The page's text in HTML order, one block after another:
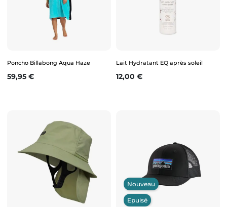
Poncho Billabong Aqua Haze
Prix
59,95 €
Lait Hydratant EQ après soleil
Prix
12,00 €
Nouveau
Epuisé